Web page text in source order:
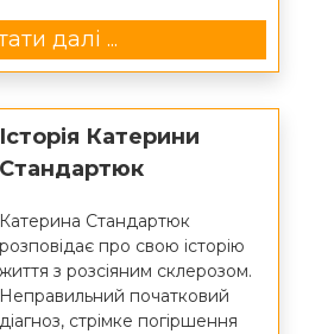
далі ...
Історія Катерини
Стандартюк
Катерина Стандартюк
розповідає про свою історію
життя з розсіяним склерозом.
Неправильний початковий
діагноз, стрімке погіршення